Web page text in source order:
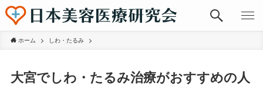
ホーム しわ・たるみ
大宮でしわ・たるみ治療がおすすめの人